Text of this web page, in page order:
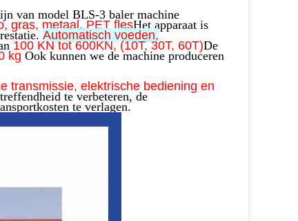
van model BLS-3 baler machine
gras, metaal, PET flesHet apparaat is
Automatisch voeden,
100 KN tot 600KN, (10T, 30T, 60T)De
kg Ook kunnen we de machine produceren
transmissie, elektrische bediening en
te verbeteren, de
te verlagen.